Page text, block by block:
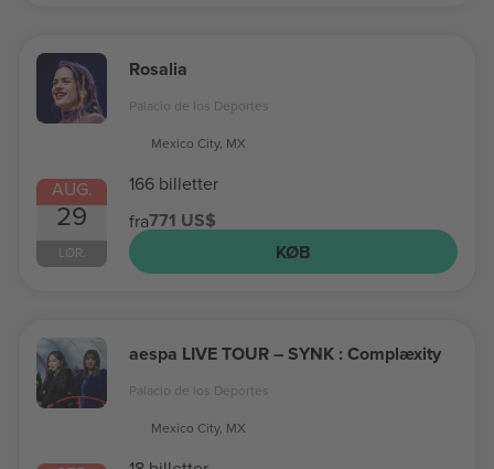
AUG.
29
LØR.
Rosalia
Palacio de los Deportes
Mexico City, MX
166 billetter
fra771 US$
KØB
aespa LIVE TOUR – SYNK : Complæxity
Palacio de los Deportes
Mexico City, MX